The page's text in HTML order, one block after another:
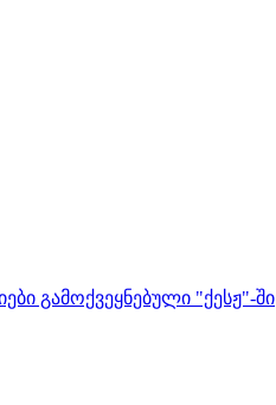
გამოქვეყნებული "ქესჟ"-ში